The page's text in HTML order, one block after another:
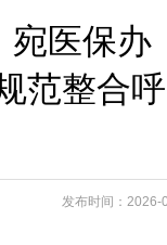
宛医保办
范整合
发布时间：2026-